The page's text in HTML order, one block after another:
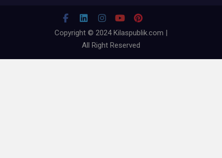
Copyright © 2024 Kilaspublik.com |
All Right Reserved